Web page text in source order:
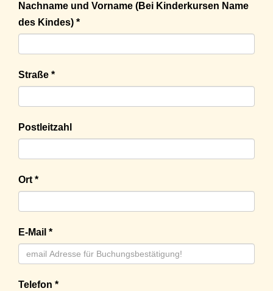
Nachname und Vorname (Bei Kinderkursen Name
des Kindes) *
Straße *
Postleitzahl
Ort *
E-Mail *
Telefon *